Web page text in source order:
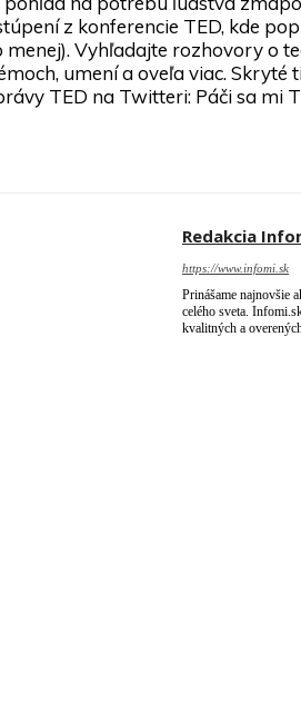
z konferencie TED, kde
Vyhľadajte rozhovory o
umení a oveľa viac.
TED na Twitteri: Páči sa mi
Redakcia
https://www.infomi.sk
Prinášame najnovšie
celého sveta.
kvalitných a